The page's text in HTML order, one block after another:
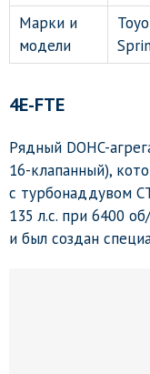
Марки и
модели
4E-FTE
Рядный DOHC-
16-клапанный),
с турбонаддувом
135 л.с. при 6400
и был создан